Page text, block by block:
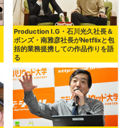
Production I.G・石川光久社長＆
ボンズ・南雅彦社長がNetflixと包
括的業務提携しての作品作りを語
る